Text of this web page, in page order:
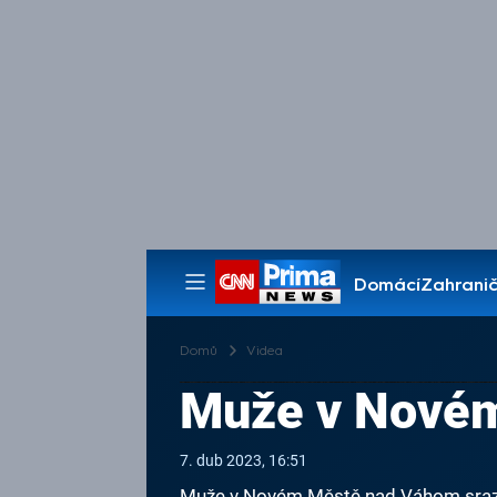
Domácí
Pořady
Domů Videa
Muže v
7. dub 2023, 16:51